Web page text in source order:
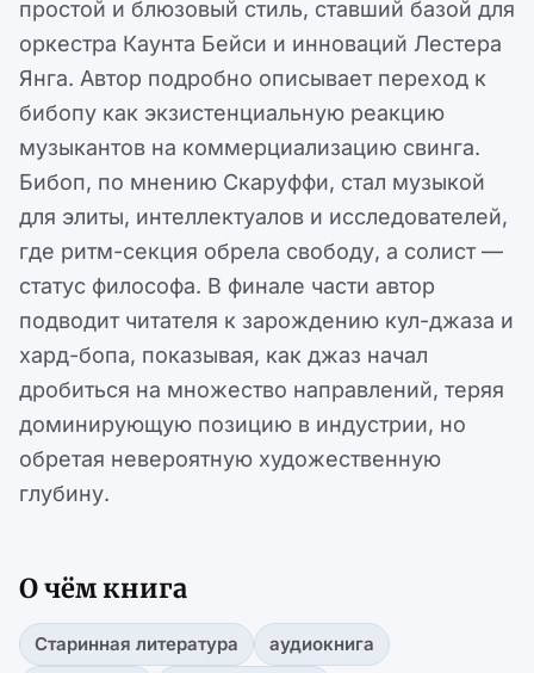
простой и блюзовый стиль, ставший базой для
оркестра Каунта Бейси и инноваций Лестера
Янга. Автор подробно описывает переход к
бибопу как экзистенциальную реакцию
музыкантов на коммерциализацию свинга.
Бибоп, по мнению Скаруффи, стал музыкой
для элиты, интеллектуалов и исследователей,
где ритм-секция обрела свободу, а солист —
статус философа. В финале части автор
подводит читателя к зарождению кул-джаза и
хард-бопа, показывая, как джаз начал
дробиться на множество направлений, теряя
доминирующую позицию в индустрии, но
обретая невероятную художественную
глубину.
О чём книга
Старинная литература аудиокнига